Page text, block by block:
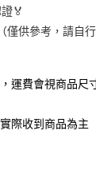
付你分期」之契約關
單所需資料之確認
先享後付 」之結
消欲退款等相關疑問
限公司提供之「
內提供個人資料，並
，請瀏覽以下網址：
🏅
供參考，請自行
運費會視商品尺
際收到商品為主